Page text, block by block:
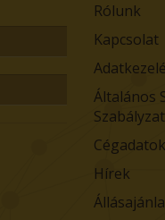
Rólunk
Kapcsolat
Általános
Cégadatok
Hírek